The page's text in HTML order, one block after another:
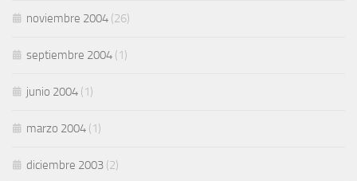
noviembre 2004 (26)
septiembre 2004 (1)
junio 2004 (1)
marzo 2004 (1)
diciembre 2003 (2)